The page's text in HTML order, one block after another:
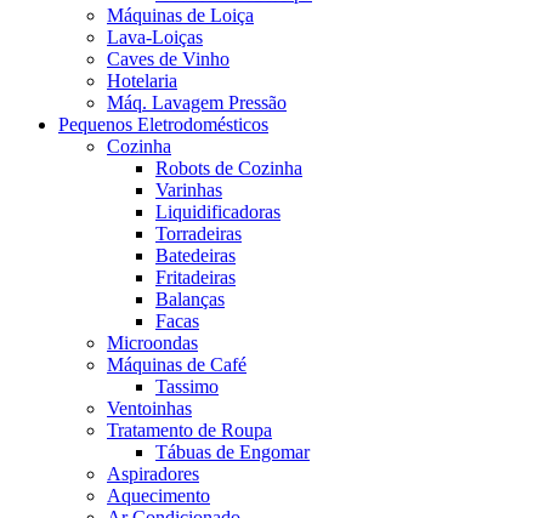
Máquinas de Loiça
Lava-Loiças
Caves de Vinho
Hotelaria
Máq. Lavagem Pressão
Pequenos Eletrodomésticos
Cozinha
Robots de Cozinha
Varinhas
Liquidificadoras
Torradeiras
Batedeiras
Fritadeiras
Balanças
Facas
Microondas
Máquinas de Café
Tassimo
Ventoinhas
Tratamento de Roupa
Tábuas de Engomar
Aspiradores
Aquecimento